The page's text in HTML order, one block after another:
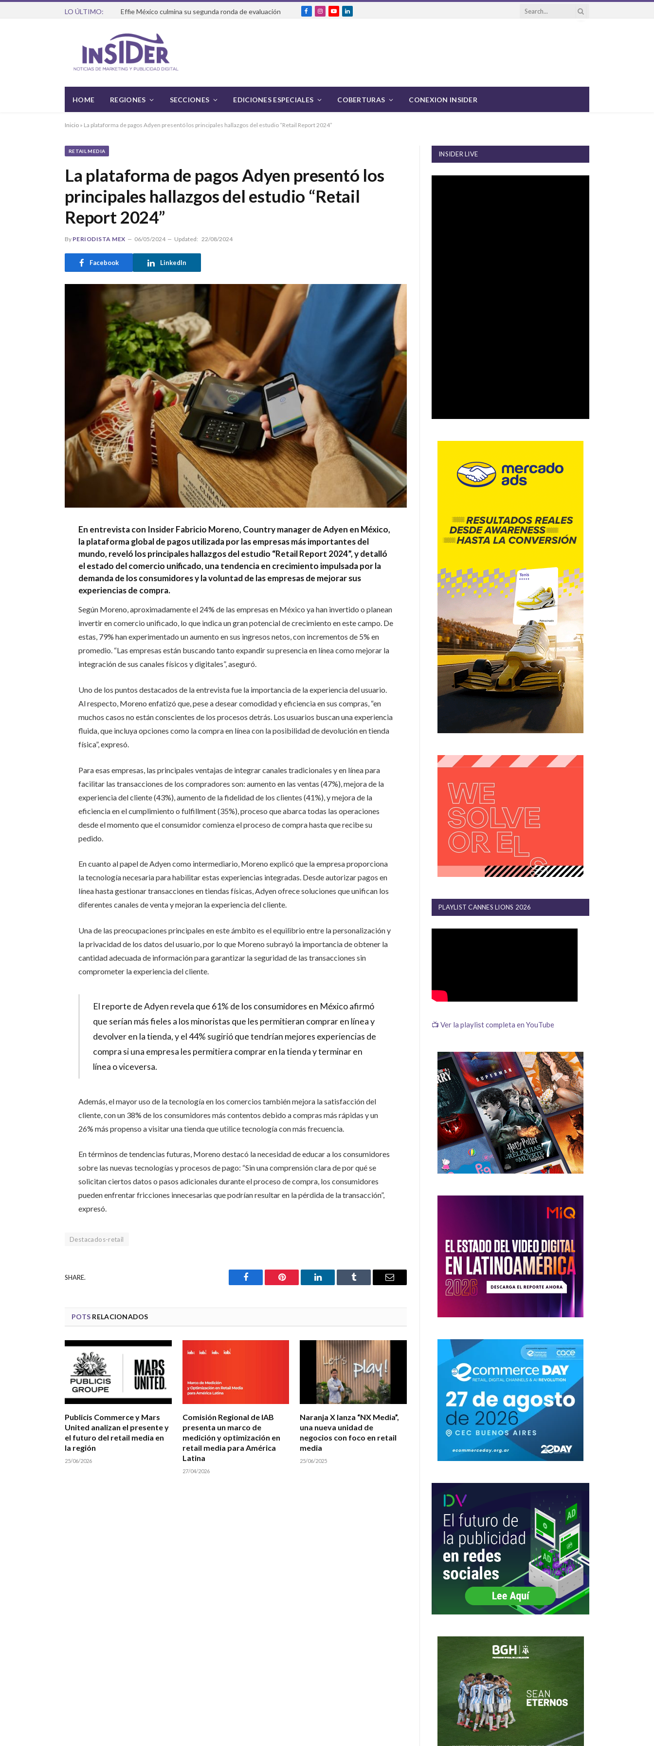
LO ÚLTIMO: Effie México culmina su segunda ronda de evaluación
FacebookInstagram
YouTubeLinkedIn
HOME REGIONES SECCIONES EDICIONES ESPECIALES COBERTURAS CONEXION INSIDER
Inicio » La plataforma de pagos Adyen presentó los principales hallazgos del estudio “Retail Report 2024”
RETAIL MEDIA
La plataforma de pagos Adyen presentó los
principales hallazgos del estudio “Retail
Report 2024”
By PERIODISTA MEX 06/05/2024 Updated: 22/08/2024
Facebook LinkedIn
En entrevista con Insider Fabricio Moreno, Country manager de Adyen en México,
la plataforma global de pagos utilizada por las empresas más importantes del
mundo, reveló los principales hallazgos del estudio “Retail Report 2024”, y detalló
el estado del comercio unificado, una tendencia en crecimiento impulsada por la
demanda de los consumidores y la voluntad de las empresas de mejorar sus
experiencias de compra.
Según Moreno, aproximadamente el 24% de las empresas en México ya han invertido o planean
invertir en comercio unificado, lo que indica un gran potencial de crecimiento en este campo. De
estas, 79% han experimentado un aumento en sus ingresos netos, con incrementos de 5% en
promedio. “Las empresas están buscando tanto expandir su presencia en línea como mejorar la
integración de sus canales físicos y digitales”, aseguró.
Uno de los puntos destacados de la entrevista fue la importancia de la experiencia del usuario.
Al respecto, Moreno enfatizó que, pese a desear comodidad y eficiencia en sus compras, “en
muchos casos no están conscientes de los procesos detrás. Los usuarios buscan una experiencia
fluida, que incluya opciones como la compra en línea con la posibilidad de devolución en tienda
física”, expresó.
Para esas empresas, las principales ventajas de integrar canales tradicionales y en línea para
facilitar las transacciones de los compradores son: aumento en las ventas (47%), mejora de la
experiencia del cliente (43%), aumento de la fidelidad de los clientes (41%), y mejora de la
eficiencia en el cumplimiento o fulfillment (35%), proceso que abarca todas las operaciones
desde el momento que el consumidor comienza el proceso de compra hasta que recibe su
pedido.
En cuanto al papel de Adyen como intermediario, Moreno explicó que la empresa proporciona
la tecnología necesaria para habilitar estas experiencias integradas. Desde autorizar pagos en
línea hasta gestionar transacciones en tiendas físicas, Adyen ofrece soluciones que unifican los
diferentes canales de venta y mejoran la experiencia del cliente.
Una de las preocupaciones principales en este ámbito es el equilibrio entre la personalización y
la privacidad de los datos del usuario, por lo que Moreno subrayó la importancia de obtener la
cantidad adecuada de información para garantizar la seguridad de las transacciones sin
comprometer la experiencia del cliente.
El reporte de Adyen revela que 61% de los consumidores en México afirmó
que serían más fieles a los minoristas que les permitieran comprar en línea y
devolver en la tienda, y el 44% sugirió que tendrían mejores experiencias de
compra si una empresa les permitiera comprar en la tienda y terminar en
línea o viceversa.
Además, el mayor uso de la tecnología en los comercios también mejora la satisfacción del
cliente, con un 38% de los consumidores más contentos debido a compras más rápidas y un
26% más propenso a visitar una tienda que utilice tecnología con más frecuencia.
En términos de tendencias futuras, Moreno destacó la necesidad de educar a los consumidores
sobre las nuevas tecnologías y procesos de pago: “Sin una comprensión clara de por qué se
solicitan ciertos datos o pasos adicionales durante el proceso de compra, los consumidores
pueden enfrentar fricciones innecesarias que podrían resultar en la pérdida de la transacción”,
expresó.
Destacados-retail
SHARE.
Facebook Pinterest LinkedIn Tumblr Email
POTS RELACIONADOS
Publicis Commerce y Mars
United analizan el presente y
el futuro del retail media en
la región
25/06/2026
Comisión Regional de IAB
presenta un marco de
medición y optimización en
retail media para América
Latina
27/04/2026
Naranja X lanza “NX Media”,
una nueva unidad de
negocios con foco en retail
media
25/06/2025
INSIDER LIVE
PLAYLIST CANNES LIONS 2026
📺 Ver la playlist completa en YouTube